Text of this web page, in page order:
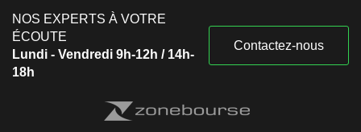
NOS EXPERTS À VOTRE
ÉCOUTE
Lundi - Vendredi 9h-12h / 14h-
18h
Contactez-nous